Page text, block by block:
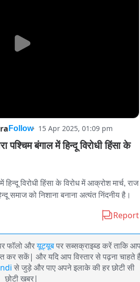
Follow 15 Apr 2025, 01:09 pm
पश्चिम बंगाल में हिन्दू विरोधी हिंसा के
हिन्दू विरोधी हिंसा के विरोध में आक्रोश मार्च, राज
समाज को निशाना बनाना अत्यंत निंदनीय है।
Report
फॉलो औरयूट्यूब पर सब्सक्राइब्ड करें ताकि
कर सकें| और यदि आप विस्तार से पढ़ना चाहते
से जुड़े और पाए अपने इलाके की हर छोटी सी
छोटी खबर|